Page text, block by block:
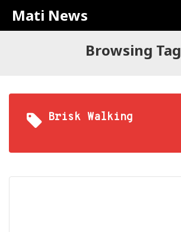
Mati News
Browsing Tag
Brisk Walking